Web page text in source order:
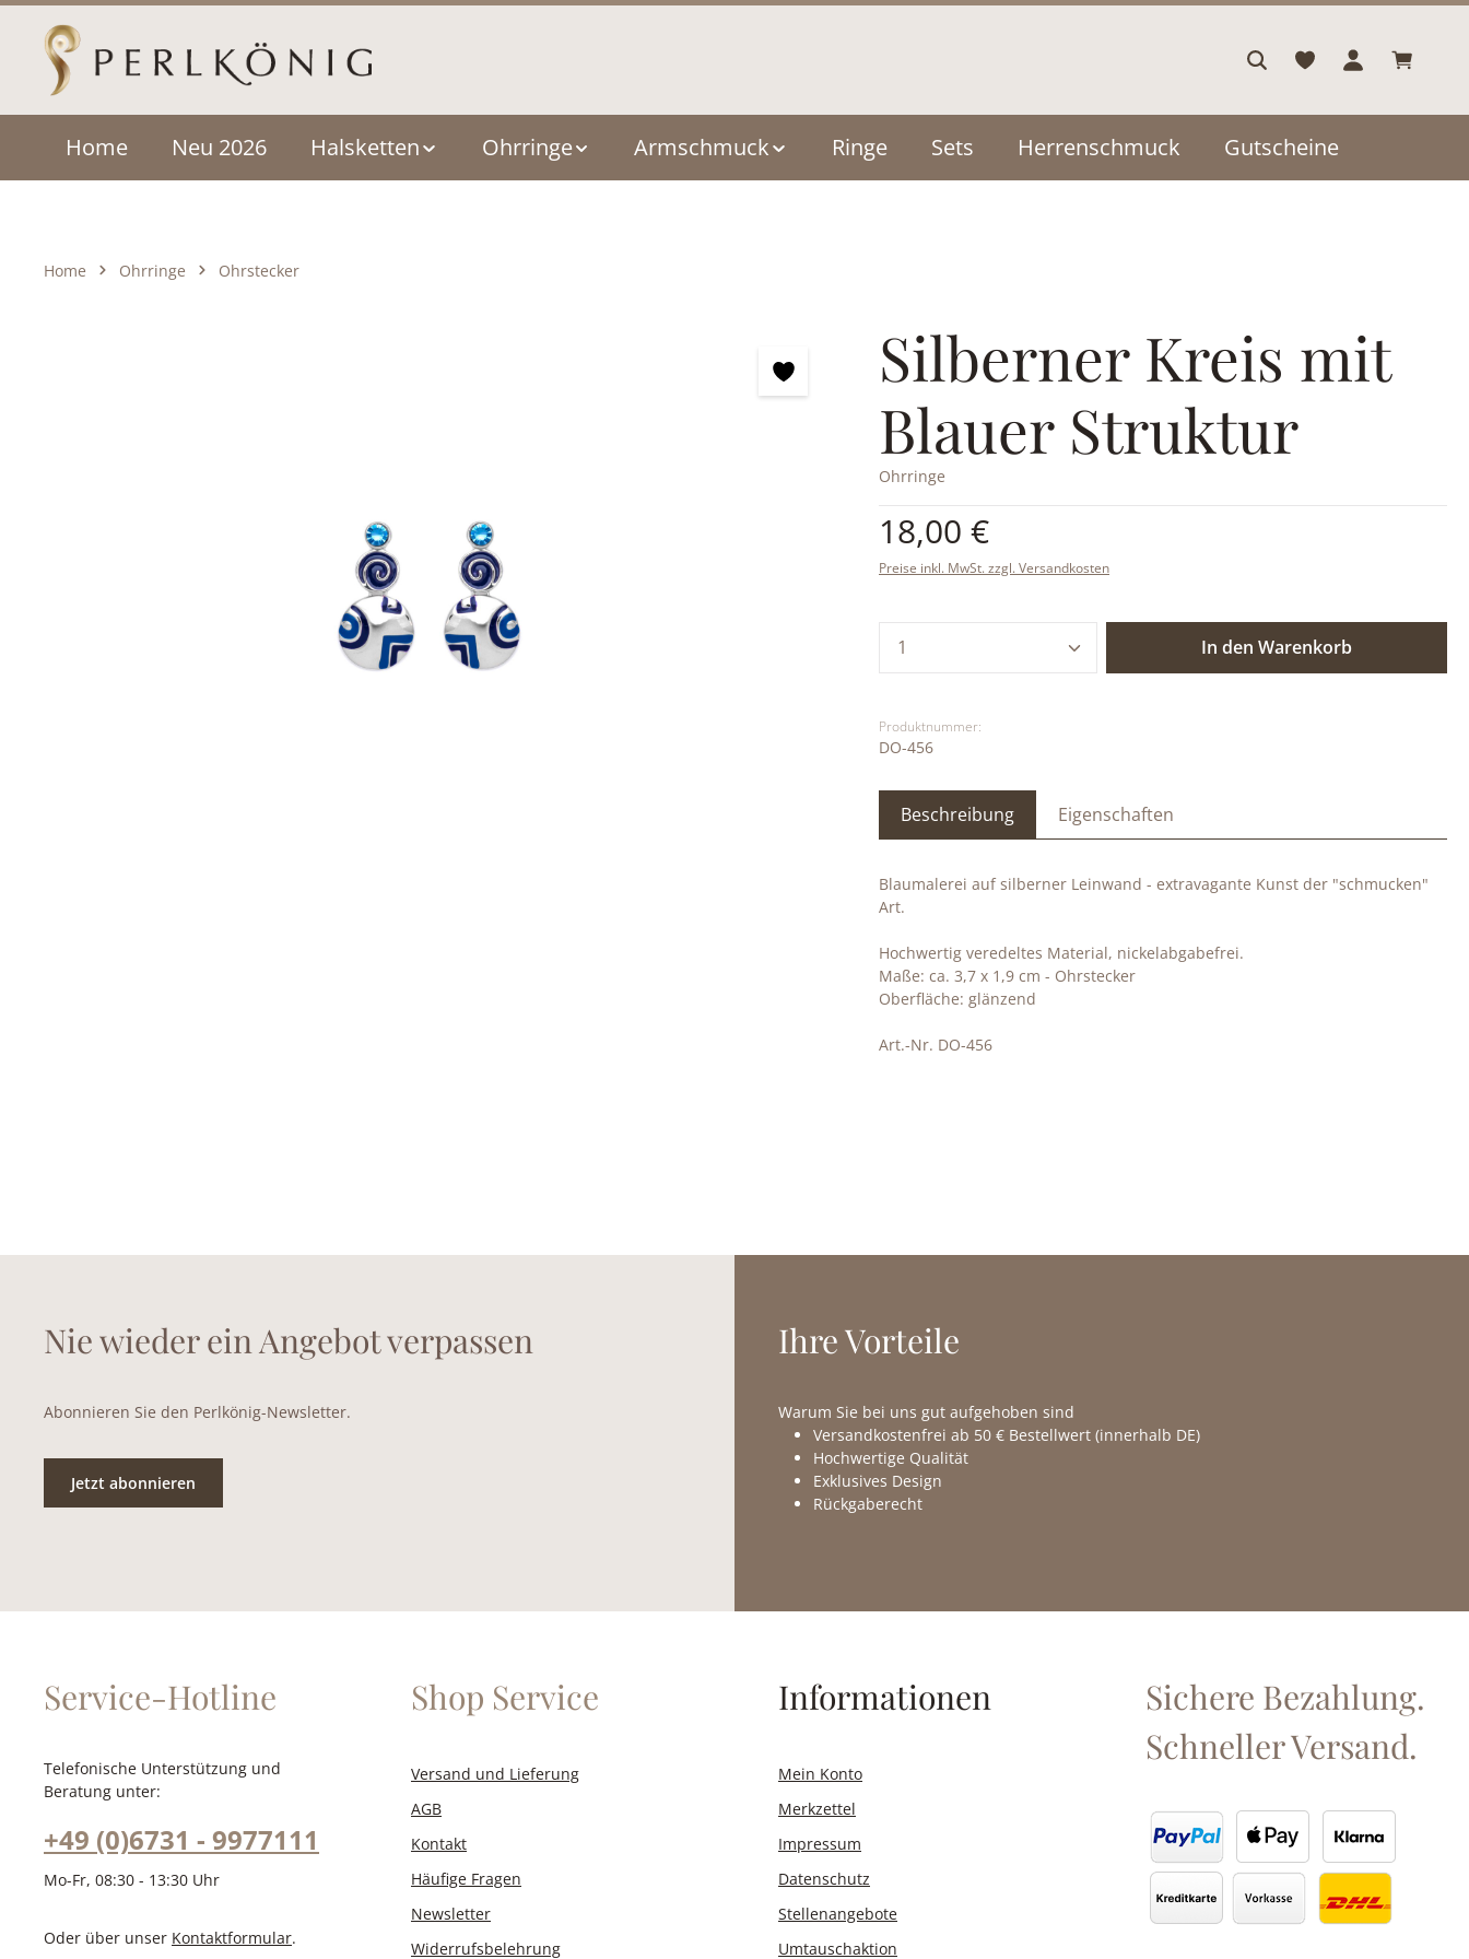
Hauptinhalt springen
Zur Hauptnavigation springen
Home Neu 2026 Halsketten Ohrringe Armschmuck Ringe Sets Herrenschmuck Gutscheine
Home Ohrringe Ohrstecker
Silberner Kreis mit
Blauer Struktur
Ohrringe
Regulärer Preis:
18,00 €
Preise inkl. MwSt. zzgl. Versandkosten
Produkt Anzahl: Gib den gewünschten Wert
In den Warenkorb
Produktnummer:
DO-456
Beschreibung Eigenschaften
Blaumalerei auf silberner Leinwand - extravagante Kunst der "schmucken"
Art.
Hochwertig veredeltes Material, nickelabgabefrei.
Maße: ca. 3,7 x 1,9 cm - Ohrstecker
Oberfläche: glänzend
Art.-Nr. DO-456
Nie wieder ein Angebot verpassen
Abonnieren Sie den Perlkönig-Newsletter.
Jetzt abonnieren
Ihre Vorteile
Warum Sie bei uns gut aufgehoben sind
Versandkostenfrei ab 50 € Bestellwert (innerhalb DE)
Hochwertige Qualität
Exklusives Design
Rückgaberecht
Service-Hotline
Telefonische Unterstützung und
Beratung unter:
+49 (0)6731 - 9977111
Mo-Fr, 08:30 - 13:30 Uhr
Oder über unser Kontaktformular.
Shop Service
Versand und Lieferung
AGB
Kontakt
Häufige Fragen
Newsletter
Widerrufsbelehrung
Informationen
Mein Konto
Merkzettel
Impressum
Datenschutz
Stellenangebote
Umtauschaktion
Sichere Bezahlung.
Schneller Versand.